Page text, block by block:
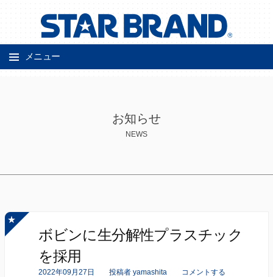
メニュー
お知らせ
NEWS
ボビンに生分解性プラスチック
を採用
2022年09月27日 投稿者 yamashita コメントする